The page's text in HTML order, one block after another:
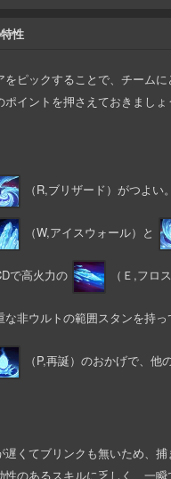
性
をピックすることで、チーム
ポイントを押さえておきましょ
（R,ブリザード）がつよ
（W,アイスウォール）と
で高火力の （Ｅ,フロ
な非ウルトの範囲スタンを持っ
（P,再誕）のおかげで、他
遅くてブリンクも無いため、捕
性のあるスキルに乏しく、一